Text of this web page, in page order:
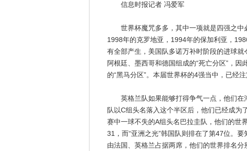
信息时报记者 冯爱军
世界杯魔咒多多，其中一项就是四强之中
1998年的克罗地亚，1994年的保加利亚，
有全部产生，美国队多诺万补时阶段的进球
阿根廷、墨西哥和德国组成的“死亡分区”，
的“黑马分区”。本届世界杯的4强当中，已经
英格兰队如果能够打得争气一点，他们在
队以C组头名落入这个半区后，他们已经成为
赛中一球不失的A组头名巴拉圭队，他们的世
31，而“亚洲之光”韩国队则排在了第47位。
由法国、英格兰占据两席，他们的世界排名分